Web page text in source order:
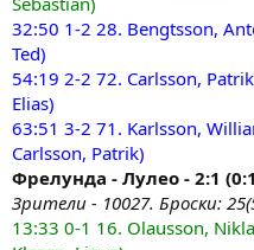
32:50 1-2 28. Bengtsson,
Ted)
54:19 2-2 72. Carlsson,
Elias)
63:51 3-2 71. Karlsson,
Carlsson, Patrik)
Фрелунда - Лулео - 2:1
Зрители - 10027. Броски:
13:33 0-1 16. Olausson,